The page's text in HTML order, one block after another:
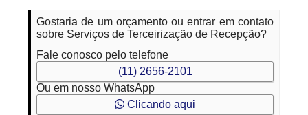
Gostaria de um orçamento ou entrar em contato
sobre Serviços de Terceirização de Recepção?
Fale conosco pelo telefone
(11) 2656-2101
Ou em nosso WhatsApp
Clicando aqui